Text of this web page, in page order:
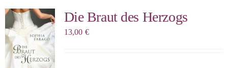
Die Braut des Herzogs
13,00 €